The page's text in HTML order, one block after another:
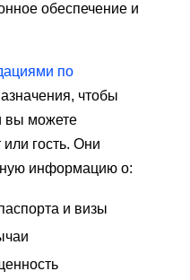
обеспечение и
по
чтобы
вы можете
или гость. Они
информацию о:
и визы